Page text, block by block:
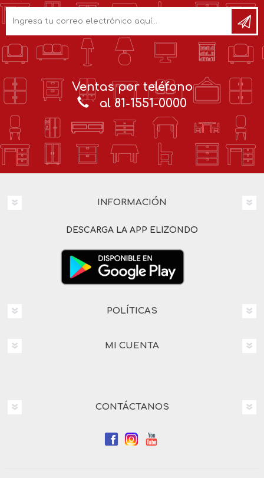
Ventas por teléfono
al 81-1551-0000
INFORMACIÓN
DESCARGA LA APP ELIZONDO
POLÍTICAS
MI CUENTA
CONTÁCTANOS